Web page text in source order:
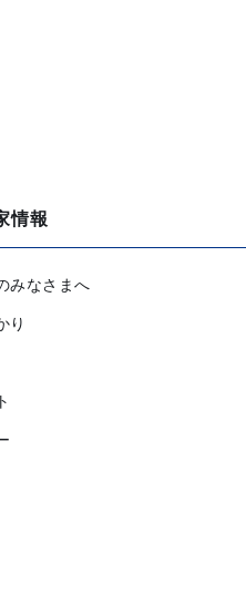
情報
みなさまへ
り